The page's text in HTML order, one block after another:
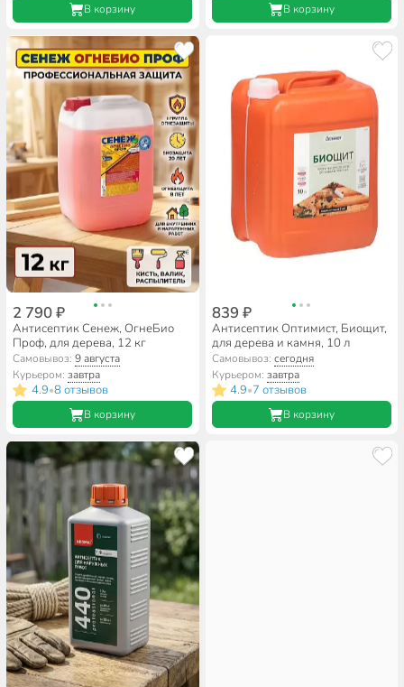
В корзину В корзину
2 790 ₽
Антисептик Сенеж, ОгнеБио
Проф, для дерева, 12 кг
Самовывоз:9 августа
Курьером:завтра
4.9•8 отзывов
В корзину
839 ₽
Антисептик Оптимист, Биощит,
для дерева и камня, 10 л
Самовывоз: сегодня
Курьером: завтра
4.9•7 отзывов
В корзину